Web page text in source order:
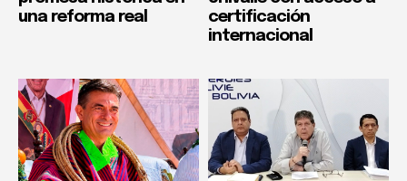
una reforma real
certificación
internacional